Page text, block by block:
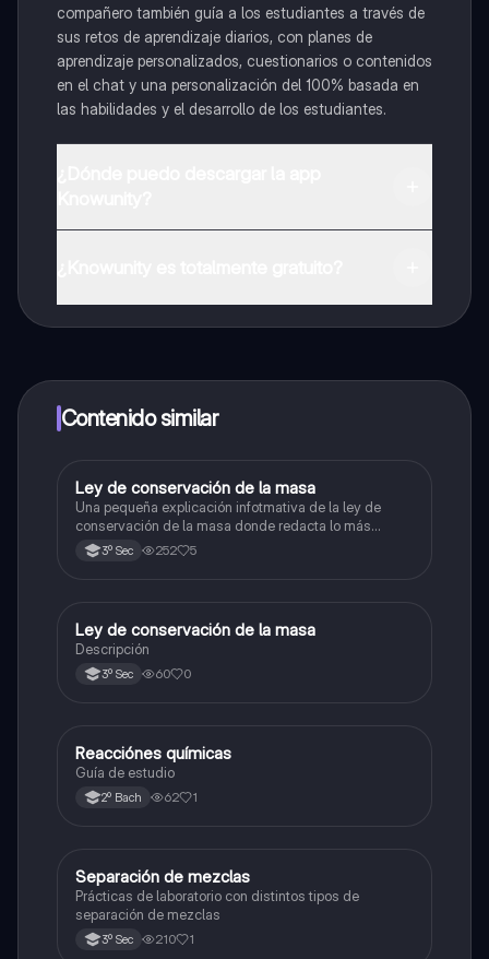
compañero también guía a los estudiantes a través de
sus retos de aprendizaje diarios, con planes de
aprendizaje personalizados, cuestionarios o contenidos
en el chat y una personalización del 100% basada en
las habilidades y el desarrollo de los estudiantes.
a determinadas funciones.
Contenido similar
Química
Ley de conservación de la masa
Una pequeña explicación infotmativa de la ley de
conservación de la masa donde redacta lo más
relevante
3º Sec 252 5
Química
Ley de conservación de la masa
Descripción
3º Sec 60 0
Física
Reacciónes químicas
Guía de estudio
2º Bach 62 1
Química
Separación de mezclas
Prácticas de laboratorio con distintos tipos de
separación de mezclas
3º Sec 210 1